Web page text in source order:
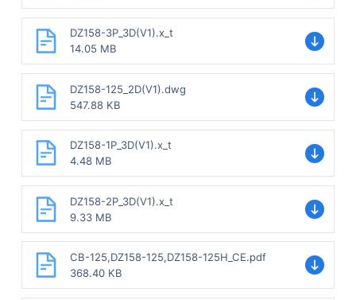
DZ158-3P_3D(V1).x_t
14.05 MB
DZ158-125_2D(V1).dwg
547.88 KB
DZ158-1P_3D(V1).x_t
4.48 MB
DZ158-2P_3D(V1).x_t
9.33 MB
CB-125,DZ158-125,DZ158-125H_CE.pdf
368.40 KB